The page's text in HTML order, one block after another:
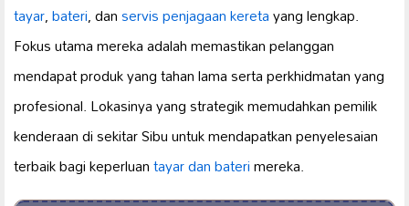
tayar,bateri, danservispenjagaan keretayang lengkap.
Fokus utama mereka adalah memastikan pelanggan
mendapat produk yang tahan lama serta perkhidmatan yang
profesional. Lokasinya yang strategik memudahkan pemilik
kenderaan di sekitar Sibu untuk mendapatkan penyelesaian
terbaik bagi keperluantayar dan baterimereka.